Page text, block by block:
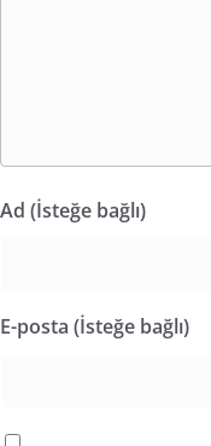
Ad (İsteğe bağlı)
E-posta (İsteğe bağlı)